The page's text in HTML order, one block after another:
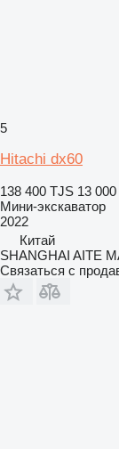
5
Hitachi dx60
138 400 TJS 13 000
Мини-экскаватор
2022
Китай
SHANGHAI AITE
Связаться с